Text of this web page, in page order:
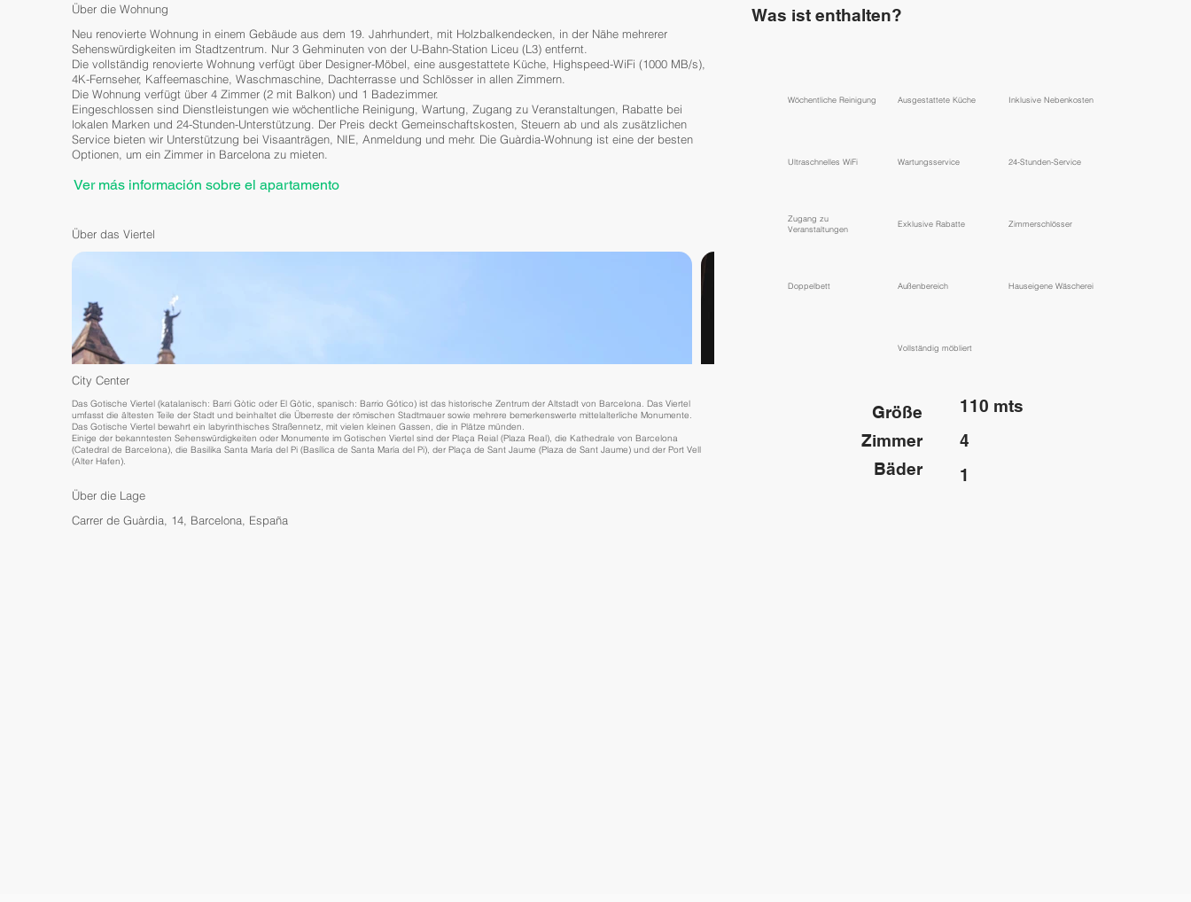
Über die Wohnung
Neu renovierte Wohnung in einem Gebäude aus dem 19. Jahrhundert, mit Holzbalkendecken, in der Nähe mehrerer
Sehenswürdigkeiten im Stadtzentrum. Nur 3 Gehminuten von der U-Bahn-Station Liceu (L3) entfernt.
Die vollständig renovierte Wohnung verfügt über Designer-Möbel, eine ausgestattete Küche, Highspeed-WiFi (1000 MB/s),
4K-Fernseher, Kaffeemaschine, Waschmaschine, Dachterrasse und Schlösser in allen Zimmern.
Die Wohnung verfügt über 4 Zimmer (2 mit Balkon) und 1 Badezimmer.
Eingeschlossen sind Dienstleistungen wie wöchentliche Reinigung, Wartung, Zugang zu Veranstaltungen, Rabatte bei
lokalen Marken und 24-Stunden-Unterstützung. Der Preis deckt Gemeinschaftskosten, Steuern ab und als zusätzlichen
Service bieten wir Unterstützung bei Visaanträgen, NIE, Anmeldung und mehr. Die Guàrdia-Wohnung ist eine der besten
Optionen, um ein Zimmer in Barcelona zu mieten.
Ver más información sobre el apartamento
Über das Viertel
City Center
Das Gotische Viertel (katalanisch: Barri Gòtic oder El Gòtic, spanisch: Barrio Gótico) ist das historische Zentrum der Altstadt von Barcelona. Das Viertel
umfasst die ältesten Teile der Stadt und beinhaltet die Überreste der römischen Stadtmauer sowie mehrere bemerkenswerte mittelalterliche Monumente.
Das Gotische Viertel bewahrt ein labyrinthisches Straßennetz, mit vielen kleinen Gassen, die in Plätze münden.
Einige der bekanntesten Sehenswürdigkeiten oder Monumente im Gotischen Viertel sind der Plaça Reial (Plaza Real), die Kathedrale von Barcelona
(Catedral de Barcelona), die Basilika Santa María del Pi (Basílica de Santa María del Pi), der Plaça de Sant Jaume (Plaza de Sant Jaume) und der Port Vell
(Alter Hafen).
Über die Lage
Carrer de Guàrdia, 14, Barcelona, España
Was ist enthalten?
Wöchentliche Reinigung Ausgestattete Küche Inklusive Nebenkosten
Ultraschnelles WiFi Wartungsservice 24-Stunden-Service
Zugang zu
Veranstaltungen
Exklusive Rabatte Zimmerschlösser
Doppelbett Außenbereich Hauseigene Wäscherei
Vollständig möbliert
1
4
110 mts
Bäder
Zimmer
Größe